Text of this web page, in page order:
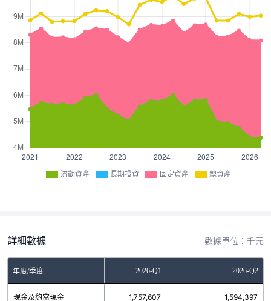
流動資產 長期投資 固定資產 總資產
詳細數據 數據單位：千元
年度/季度2025-Q4 2026-Q1 2026-Q2
現金及約當現金
1,705,253 1,757,607 1,594,397